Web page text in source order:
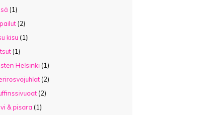
(1)
(2)
kisu (1)
(1)
Helsinki (1)
(2)
(2)
& pisara (1)